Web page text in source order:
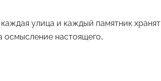
улица и каждый памятник хранят
настоящего.